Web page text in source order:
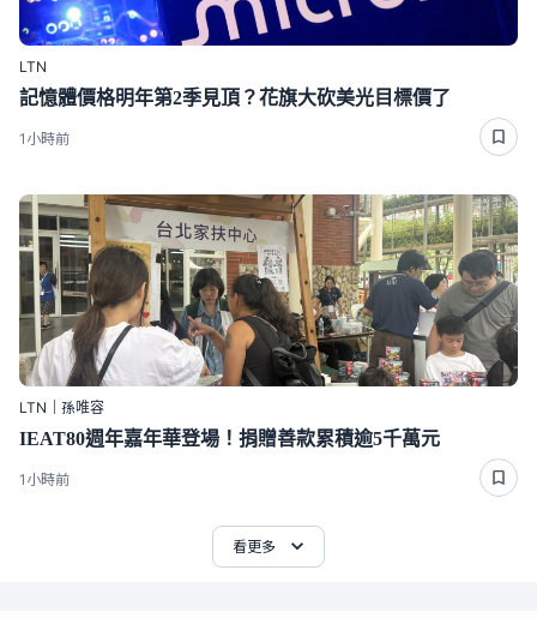
LTN
記憶體價格明年第2季見頂？花旗大砍美光目標價了
1小時前
LTN｜孫唯容
IEAT80週年嘉年華登場！捐贈善款累積逾5千萬元
1小時前
看更多